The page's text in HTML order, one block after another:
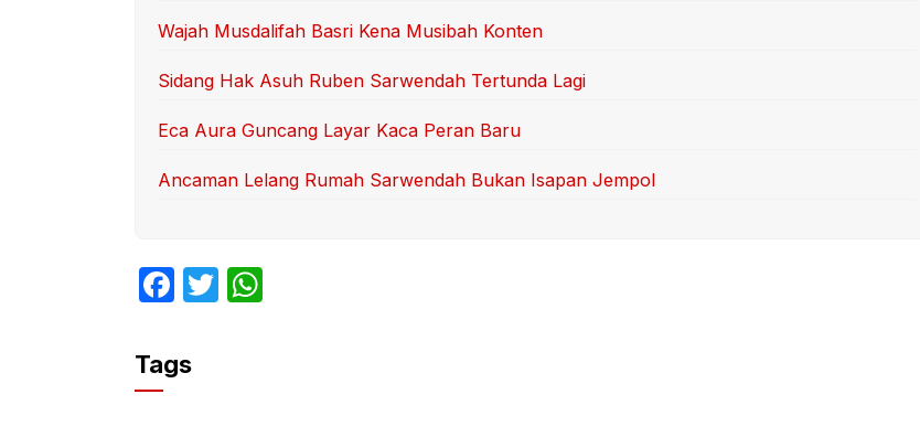
Wajah Musdalifah Basri Kena Musibah Konten
Sidang Hak Asuh Ruben Sarwendah Tertunda Lagi
Eca Aura Guncang Layar Kaca Peran Baru
Ancaman Lelang Rumah Sarwendah Bukan Isapan Jempol
F
c
e
T
Tags